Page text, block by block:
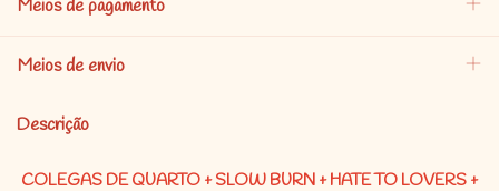
Meios de pagamento
Meios de envio
Descrição
COLEGAS DE QUARTO + SLOW BURN + HATE TO LOVERS +